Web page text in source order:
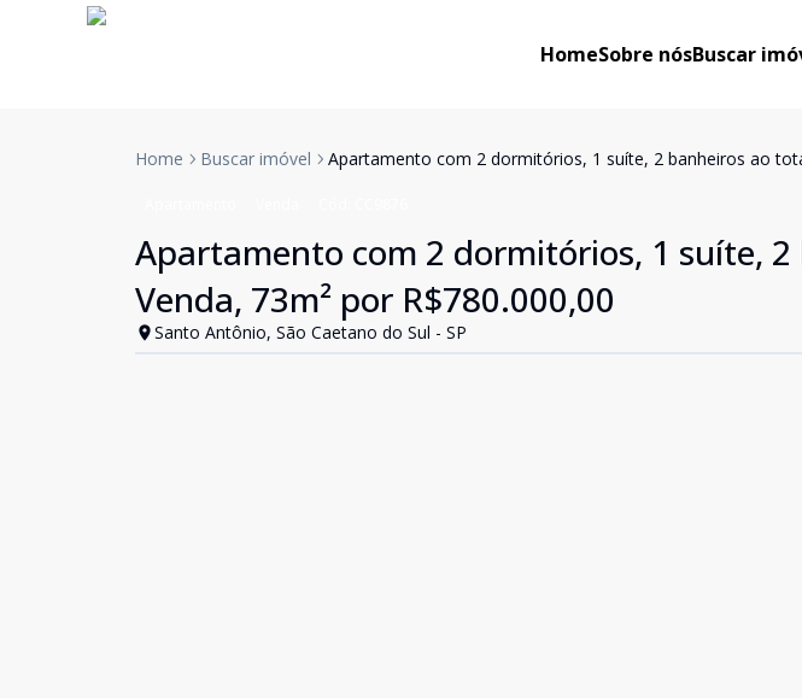
HomeSobre nósBuscar
Home Buscar imóvel Apartamento com 2 dormitórios, 1 suíte, 2 banheiros ao
Apartamento com 2 dormitórios, 1 suíte,
Venda, 73m² por R$780.000,00
Santo Antônio, São Caetano do Sul - SP